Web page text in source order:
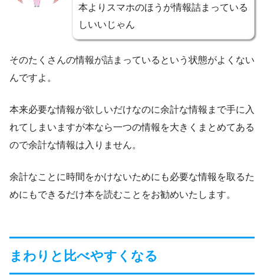
本よりスマホのほうが情報詰まっている
しいいじゃん
そのたくさんの情報が詰まっているという状態がよくない
んですよ。
本来必要な情報が欲しいだけなのに余計な情報まで手に入
れてしまいますが本なら一つの情報を大きくまとめてある
ので余計な情報は入りません。
余計なことに時間をかけないためにも必要な情報を取るた
めにもできるだけ本を読むことをお勧めいたします。
まわりと比べやすくなる